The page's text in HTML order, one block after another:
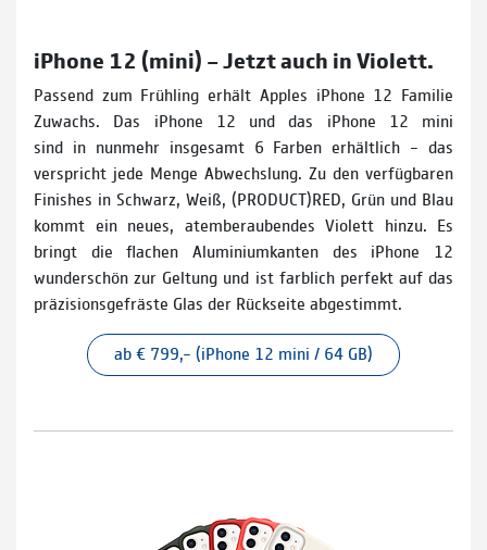
iPhone 12 (mini) – Jetzt auch in Violett.
Passend zum Frühling erhält Apples iPhone 12 Familie
Zuwachs. Das iPhone 12 und das iPhone 12 mini
sind in nunmehr insgesamt 6 Farben erhältlich – das
verspricht jede Menge Abwechslung. Zu den verfügbaren
Finishes in Schwarz, Weiß, (PRODUCT)RED, Grün und Blau
kommt ein neues, atemberaubendes Violett hinzu. Es
bringt die flachen Aluminiumkanten des iPhone 12
wunderschön zur Geltung und ist farblich perfekt auf das
präzisionsgefräste Glas der Rückseite abgestimmt.
ab € 799,– (iPhone 12 mini / 64 GB)